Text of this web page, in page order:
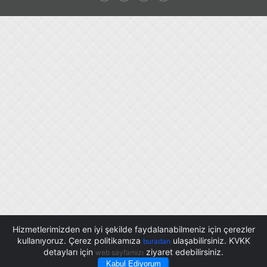
Hizmetlerimizden en iyi şekilde faydalanabilmeniz için çerezler
kullanıyoruz. Çerez politikamıza buradan ulaşabilirsiniz. KVKK
detayları için web sayfamızı ziyaret edebilirsiniz.
Kabul Ediyorum